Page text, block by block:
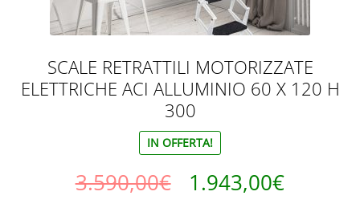
SCALE RETRATTILI MOTORIZZATE
ELETTRICHE ACI ALLUMINIO 60 X 120 H
300
IN OFFERTA!
3.590,00€ 1.943,00€Il